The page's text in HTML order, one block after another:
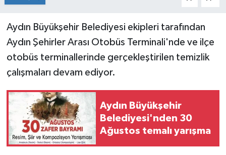
Aydın Büyükşehir Belediyesi ekipleri tarafından
Aydın Şehirler Arası Otobüs Terminali'nde ve ilçe
otobüs terminallerinde gerçekleştirilen temizlik
çalışmaları devam ediyor.
Aydın Büyükşehir
Belediyesi'nden 30
Ağustos temalı yarışma